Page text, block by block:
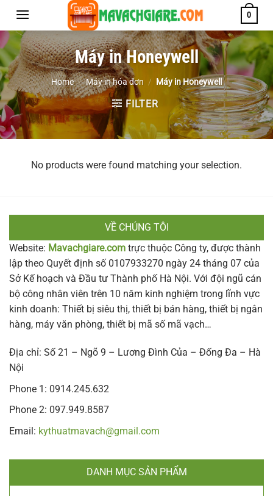
nội
dung
0
Máy in Honeywell
Home / Máy in hóa đơn / Máy in Honeywell
FILTER
No products were found matching your selection.
VỀ CHÚNG TÔI
Website: Mavachgiare.com trực thuộc Công ty, được thành
lập theo Quyết định số 0107933270 ngày 24 tháng 07 của
Sở Kế hoạch và Đầu tư Thành phố Hà Nội. Với đội ngũ cán
bộ công nhân viên trên 10 năm kinh nghiệm trong lĩnh vực
kinh doanh: Thiết bị siêu thị, thiết bị bán hàng, thiết bị ngân
hàng, máy văn phòng, thiết bị mã số mã vạch…
Địa chỉ: Số 21 – Ngõ 9 – Lương Đình Của – Đống Đa – Hà
Nội
Phone 1: 0914.245.632
Phone 2: 097.949.8587
Email: kythuatmavach@gmail.com
DANH MỤC SẢN PHẨM